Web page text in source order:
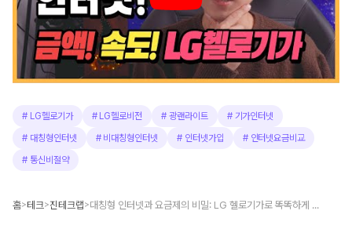
# LG헬로기가 # LG헬로비전 # 광랜라이트 # 기가인터넷
# 대칭형인터넷 # 비대칭형인터넷 # 인터넷가입 # 인터넷요금비교
# 통신비절약
홈>테크>진테크랩> 대칭형 인터넷과 요금제의 비밀: LG 헬로기가로 똑똑하게 인터넷 가입하는 법